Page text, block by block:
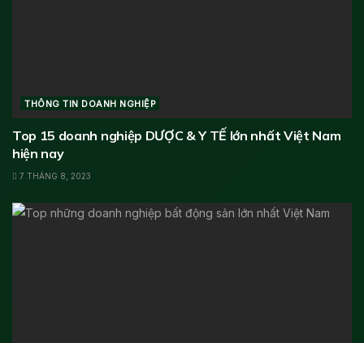
THÔNG TIN DOANH NGHIỆP
Top 15 doanh nghiệp DƯỢC & Y TẾ lớn nhất Việt Nam
hiện nay
7 THÁNG 8, 2023